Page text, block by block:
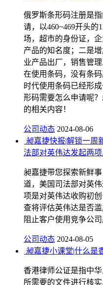
俄罗斯条形码注册是
请，以460~469开头的
场，超市的身份证，
产品的知名度；二是
业产品出厂，销售管
在使用条码，没有条
时代使用条码已经形
形码需要怎么申请呢
的相关内容！
公司动态 2024-08-06
昶嘉捷快报|解锁一周
法部对英伟达发起两
昶嘉捷带您探索新鲜
道，美国司法部对英
项是对英伟达收购初
查将评估英伟达是否
阻止客户使用竞争公司
公司动态 2024-08-05
昶嘉捷小课堂|什么是
香港律师公证是指中
所需要的文件进行核